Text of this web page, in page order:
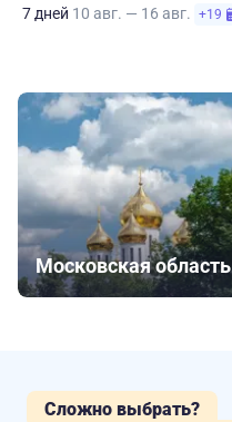
7 дней 10 авг. — 16 авг. +19
Московская область
Сложно выбрать?